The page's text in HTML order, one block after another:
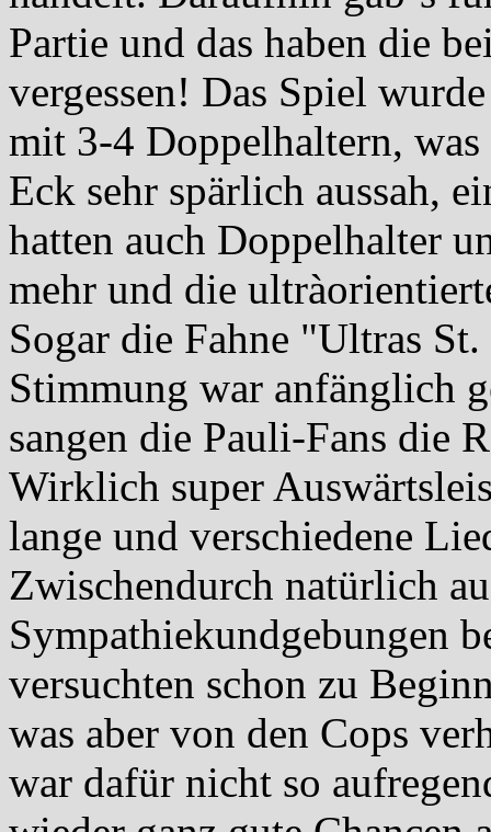
Partie und das haben die
vergessen! Das Spiel
mit 3-4 Doppelhaltern,
Eck sehr spärlich aussah,
hatten auch Doppelhalter
mehr und die
Sogar die Fahne "Ultras
Stimmung war anfänglich
sangen die Pauli-Fans die
Wirklich super
lange und verschiedene
Zwischendurch natürlich
Sympathiekundgebungen
versuchten schon zu
was aber von den Cops
war dafür nicht so